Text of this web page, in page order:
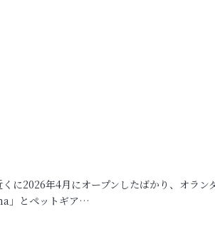
に2026年4月にオープンしたばかり、オラン
」とペットギア…